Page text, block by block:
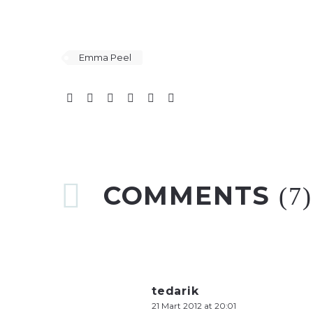
Emma Peel
COMMENTS (7)
tedarik
21 Mart 2012 at 20:01